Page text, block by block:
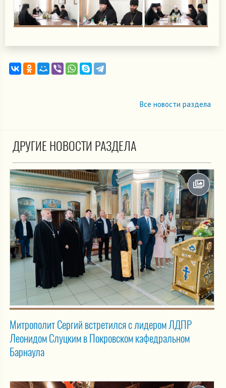
Все новости раздела
ДРУГИЕ НОВОСТИ РАЗДЕЛА
Митрополит Сергий встретился с лидером ЛДПР
Леонидом Слуцким в Покровском кафедральном
Барнаула